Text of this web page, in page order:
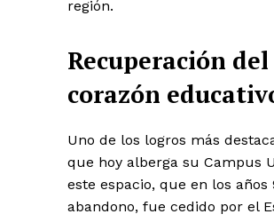
región.
Recuperación
corazón
Uno de los logros más
que hoy alberga su Campus
este espacio, que en los
abandono, fue cedido por el